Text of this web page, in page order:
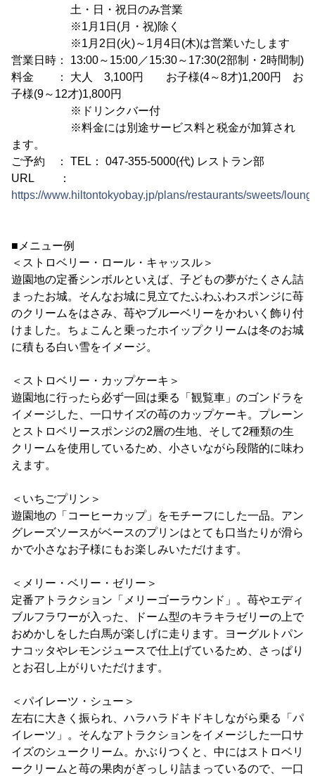
土・日・祝日のみ営業
※1月1日(月・祝)除く
※1月2日(火)～1月4日(木)は営業いたします
営業日時： 13:00～15:00／15:30～17:30(2部制・2時間制)
料金 ： 大人 3,100円 お子様(4～8才)1,200円 お
子様(9～12才)1,800円
※ドリンクバー付
※料金には別途サービス料と税金が加算され
ます。
ご予約 ： TEL： 047-355-5000(代) レストラン部
URL ：
https://www.hiltontokyobay.jp/plans/restaurants/sweets/
■メニュー例
＜ストロベリー・ロール・キャッスル＞
遊園地の定番シンボルといえば、子どもの夢がたくさん詰
まったお城。そんなお城に見立てたふわふわスポンジに苺
のクリームをはさみ、苺やブルーベリーをかわいく飾り付
けました。ちょこんと乗ったホイップクリームは冬のお城
に積もる白い雪をイメージ。
＜ストロベリー・カップケーキ＞
遊園地に行ったら必ず一回は乗る「観覧車」のゴンドラを
イメージした、一口サイズの苺のカップケーキ。プレーン
とストロベリースポンジの2層の生地、そして2種類の生
クリームを使用しているため、小さいながら段階的に味わ
えます。
＜いちごプリン＞
遊園地の「コーヒーカップ」をモチーフにした一品。アン
グレーズソースがベースのプリンはとても口当たりが滑ら
かで小さなお子様にもお楽しみいただけます。
＜メリー・ベリー・ゼリー＞
定番アトラクション「メリーゴーラウンド」。苺やエディ
ブルフラワーが入った、ドーム型のキラキラゼリーの上で
おめかしをした白馬が楽しげに走ります。ヨーグルトパン
ナコッタやレモンジュースで仕上げているため、さっぱり
とお召し上がりいただけます。
＜パイレーツ・シュー＞
左右に大きく振られ、ハラハラドキドキしながら乗る「パ
イレーツ」。そんなアトラクションをイメージした一口サ
イズのシュークリーム。かぶりつくと、中にはストロベリ
ークリームと苺の果肉がぎっしり詰まっているので、一口